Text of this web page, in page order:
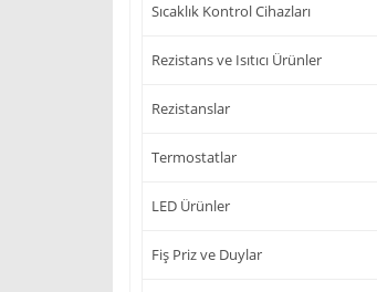
Sıcaklık Kontrol Cihazları
Rezistans ve Isıtıcı Ürünler
Rezistanslar
Termostatlar
LED Ürünler
Fiş Priz ve Duylar